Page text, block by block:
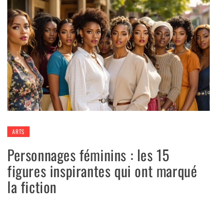
ARTS
Personnages féminins : les 15
figures inspirantes qui ont marqué
la fiction